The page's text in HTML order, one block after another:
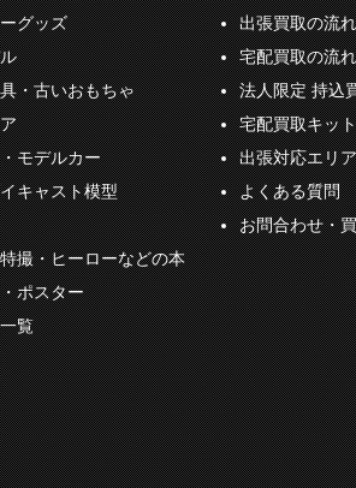
グッズ
・古いおもちゃ
モデルカー
キャスト模型
撮・ヒーローなどの本
ポスター
覧
出張買取の流れ
宅配買取の流れ
法人限定 持込
宅配買取キット
出張対応エリア
よくある質問
お問合わせ・